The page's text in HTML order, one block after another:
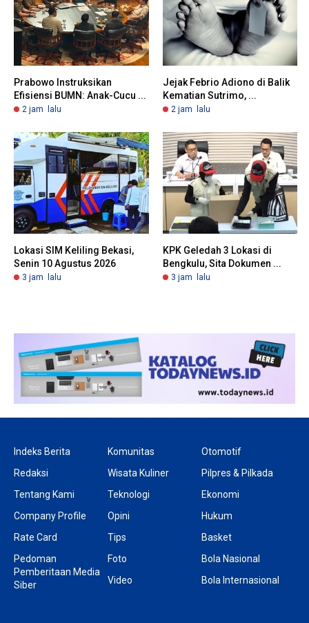
Prabowo Instruksikan
Efisiensi BUMN: Anak-Cucu ...
2 jam lalu
Jejak Febrio Adiono di Balik
Kematian Sutrimo, ...
2 jam lalu
Lokasi SIM Keliling Bekasi,
Senin 10 Agustus 2026
3 jam lalu
KPK Geledah 3 Lokasi di
Bengkulu, Sita Dokumen ...
3 jam lalu
Indeks Berita
Redaksi
Tentang Kami
Company Profile
Rate Card
Pedoman
Pemberitaan Media
Siber
Komunitas
Wisata Kuliner
Teknologi
Opini
Tips
Foto
Video
Otomotif
Pilpres & Pilkada
Ekonomi
Hukum
Basket
Bola Nasional
Bola Internasional